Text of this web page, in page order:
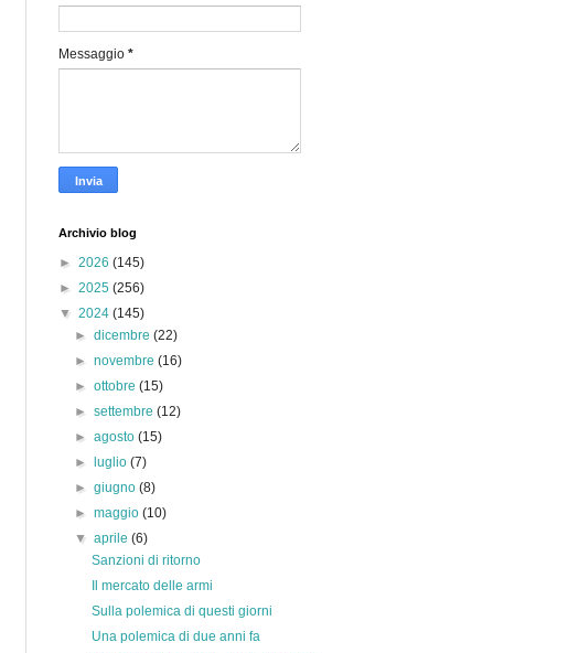
Messaggio *
Archivio blog
► 2026 (145)
► 2025 (256)
▼ 2024 (145)
►dicembre(22)
►novembre(16)
►ottobre(15)
►settembre(12)
►agosto(15)
►
luglio(7)
►giugno(8)
►maggio(10)
▼aprile(6)
Sanzioni di ritorno
Il mercato delle armi
Sulla polemica di questi giorni
Una polemica di due anni fa